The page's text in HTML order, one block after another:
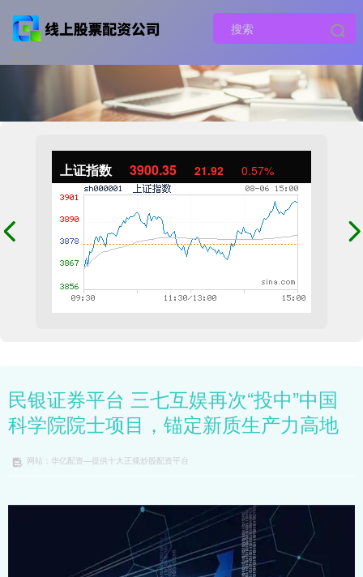
上证指数 3900.35 21.92 0.57%
民银证券平台 三七互娱再次“投中”中国
科学院院士项目，锚定新质生产力高地
网站：华亿配资—提供十大正规炒股配资平台